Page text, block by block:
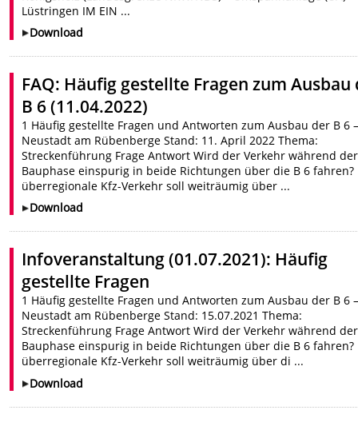
Lüstringen IM EIN ...
Download
FAQ: Häufig gestellte Fragen zum Ausbau
B 6 (11.04.2022)
1 Häufig gestellte Fragen und Antworten zum Ausbau der B 6
Neustadt am Rübenberge Stand: 11. April 2022 Thema:
Streckenführung Frage Antwort Wird der Verkehr während der
Bauphase einspurig in beide Richtungen über die B 6 fahren?
überregionale Kfz-Verkehr soll weiträumig über ...
Download
Infoveranstaltung (01.07.2021): Häufig
gestellte Fragen
1 Häufig gestellte Fragen und Antworten zum Ausbau der B 6
Neustadt am Rübenberge Stand: 15.07.2021 Thema:
Streckenführung Frage Antwort Wird der Verkehr während der
Bauphase einspurig in beide Richtungen über die B 6 fahren?
überregionale Kfz-Verkehr soll weiträumig über di ...
Download